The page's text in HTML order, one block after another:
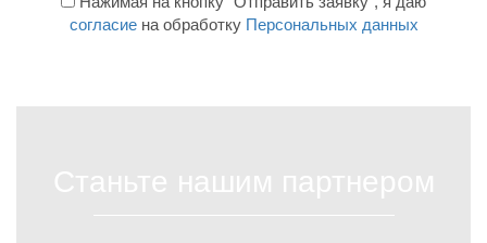
согласиена обработку Персональных данных